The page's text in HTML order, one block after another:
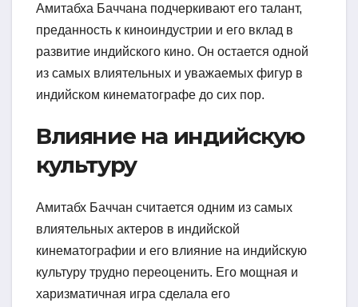
Амитабха Баччана подчеркивают его талант,
преданность к киноиндустрии и его вклад в
развитие индийского кино. Он остается одной
из самых влиятельных и уважаемых фигур в
индийском кинематографе до сих пор.
Влияние на индийскую
культуру
Амитабх Баччан считается одним из самых
влиятельных актеров в индийской
кинематографии и его влияние на индийскую
культуру трудно переоценить. Его мощная и
харизматичная игра сделала его